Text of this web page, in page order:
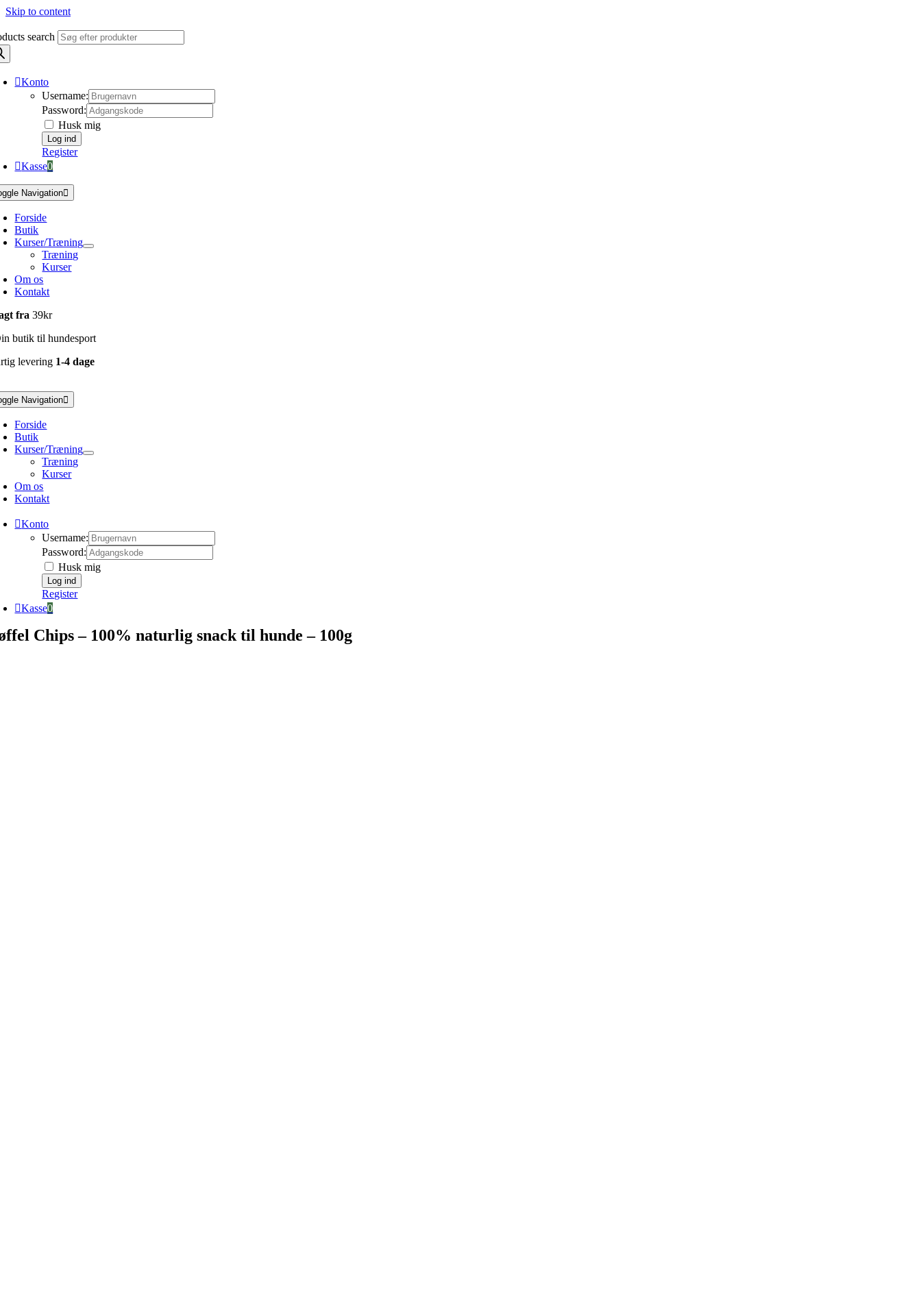
Skip to content
search
Konto
Username:
Password:
Husk mig
Register
Kasse0
Navigation
Forside
Butik
Kurser/Træning
Træning
Kurser
Om os
Kontakt
fra39kr
butik til hundesport
levering 1-4 dage
Navigation
Forside
Butik
Kurser/Træning
Træning
Kurser
Om os
Kontakt
Konto
Username:
Password:
Husk mig
Register
Kasse0
Chips – 100% naturlig snack til hunde – 100g